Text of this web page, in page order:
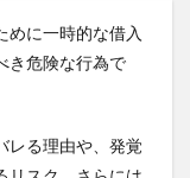
めに一時的な借入
き危険な行為で
レる理由や、発覚